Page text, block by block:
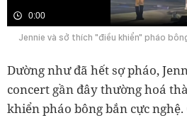
0:00
Jennie và sở thích "điều khiển" pháo
Dường như đã hết sợ pháo,
concert gần đây thường hoá
khiển pháo bông bắn cực